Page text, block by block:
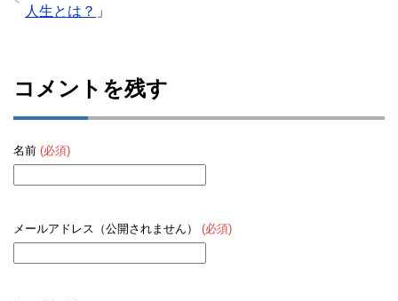
人生とは？ 」
コメントを残す
名前 (必須)
メールアドレス（公開されません） (必須)